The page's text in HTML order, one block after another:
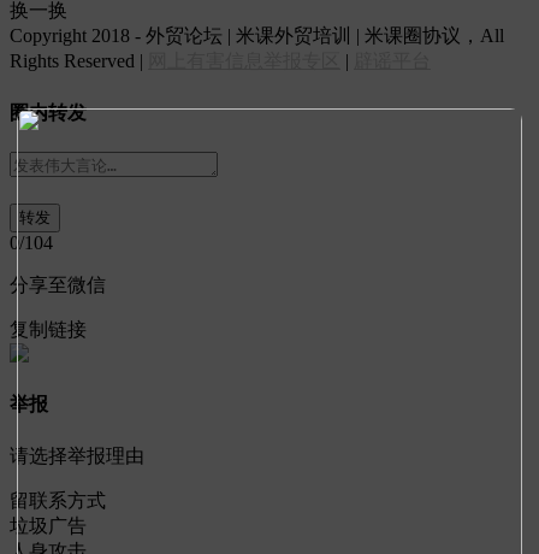
换一换
Copyright 2018 - 外贸论坛 | 米课外贸培训 | 米课圈协议，All
Rights Reserved |
|
圈内转发
0/104
分享至微信
复制链接
举报
请选择举报理由
留联系方式
垃圾广告